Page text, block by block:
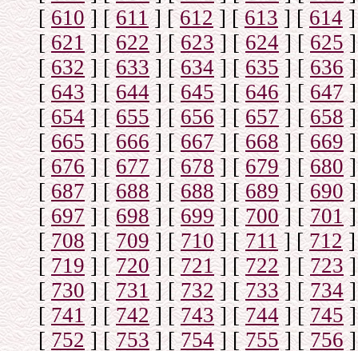
[610] [611] [612] [613] [614]
[621] [622] [623] [624] [625]
[632] [633] [634] [635] [636]
[643] [644] [645] [646] [647]
[654] [655] [656] [657] [658]
[665] [666] [667] [668] [669]
[676] [677] [678] [679] [680]
[687] [688] [688] [689] [690]
[697] [698] [699] [700] [701]
[708] [709] [710] [711] [712]
[719] [720] [721] [722] [723]
[730] [731] [732] [733] [734]
[741] [742] [743] [744] [745]
[752] [753] [754] [755] [756]